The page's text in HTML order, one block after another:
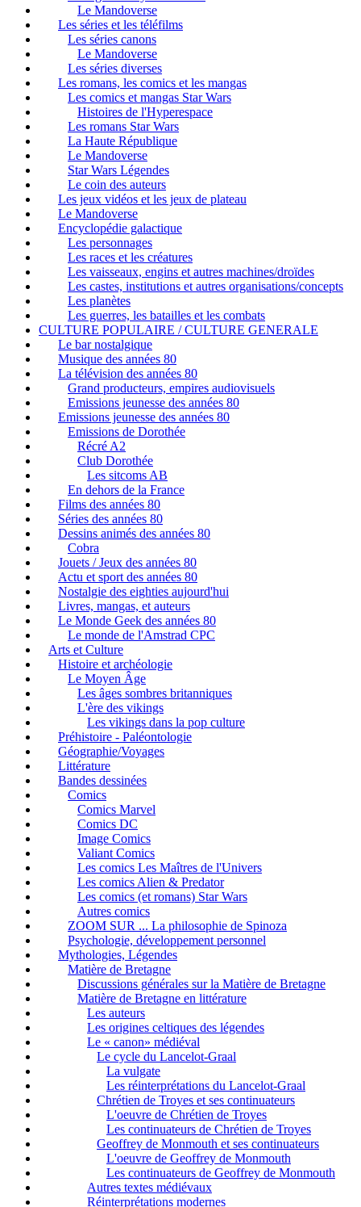
Le Mandoverse
Les séries et les téléfilms
Les séries canons
Le Mandoverse
Les séries diverses
Les romans, les comics et les mangas
Les comics et mangas Star Wars
Histoires de l'Hyperespace
Les romans Star Wars
La Haute République
Le Mandoverse
Star Wars Légendes
Le coin des auteurs
Les jeux vidéos et les jeux de plateau
Le Mandoverse
Encyclopédie galactique
Les personnages
Les races et les créatures
Les vaisseaux, engins et autres machines/droïdes
Les castes, institutions et autres organisations/concepts
Les planètes
Les guerres, les batailles et les combats
CULTURE POPULAIRE / CULTURE GENERALE
Le bar nostalgique
Musique des années 80
La télévision des années 80
Grand producteurs, empires audiovisuels
Emissions jeunesse des années 80
Emissions jeunesse des années 80
Emissions de Dorothée
Récré A2
Club Dorothée
Les sitcoms AB
En dehors de la France
Films des années 80
Séries des années 80
Dessins animés des années 80
Cobra
Jouets / Jeux des années 80
Actu et sport des années 80
Nostalgie des eighties aujourd'hui
Livres, mangas, et auteurs
Le Monde Geek des années 80
Le monde de l'Amstrad CPC
Arts et Culture
Histoire et archéologie
Le Moyen Âge
Les âges sombres britanniques
L'ère des vikings
Les vikings dans la pop culture
Préhistoire - Paléontologie
Géographie/Voyages
Littérature
Bandes dessinées
Comics
Comics Marvel
Comics DC
Image Comics
Valiant Comics
Les comics Les Maîtres de l'Univers
Les comics Alien & Predator
Les comics (et romans) Star Wars
Autres comics
ZOOM SUR ... La philosophie de Spinoza
Psychologie, développement personnel
Mythologies, Légendes
Matière de Bretagne
Discussions générales sur la Matière de Bretagne
Matière de Bretagne en littérature
Les auteurs
Les origines celtiques des légendes
Le « canon» médiéval
Le cycle du Lancelot-Graal
La vulgate
Les réinterprétations du Lancelot-Graal
Chrétien de Troyes et ses continuateurs
L'oeuvre de Chrétien de Troyes
Les continuateurs de Chrétien de Troyes
Geoffrey de Monmouth et ses continuateurs
L'oeuvre de Geoffrey de Monmouth
Les continuateurs de Geoffrey de Monmouth
Autres textes médiévaux
Réinterprétations modernes